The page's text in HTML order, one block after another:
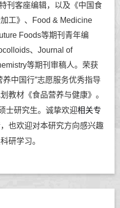
刊客座编辑，以及《中国食
工》、
Food & Medicine
Foods等期刊青年编
、Journal of
等期刊审稿人。 荣获
中国行”志愿服务优秀指导
教材《食品营养与健康》。
士研究生。诚挚欢迎相关专
，也欢迎对本研究方向感兴趣
研学习。